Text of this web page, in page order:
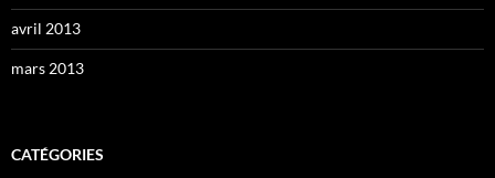
avril 2013
mars 2013
CATÉGORIES